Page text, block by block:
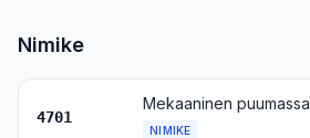
Nimike
4701
Mekaaninen puumassa
NIMIKE